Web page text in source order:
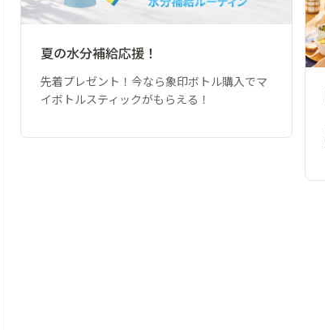
夏の水分補給応援！
先着プレゼント！今なら象印ボトル購入でマ
イボトルスティックがもらえる！